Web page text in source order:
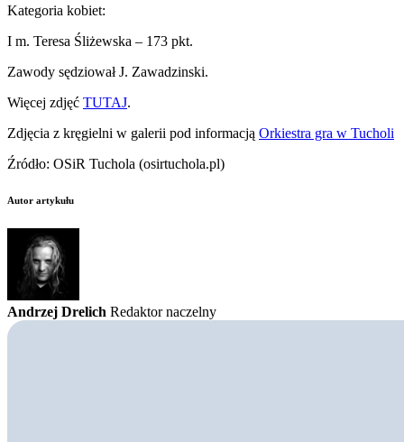
Kategoria kobiet:
I m. Teresa Śliżewska – 173 pkt.
Zawody sędziował J. Zawadzinski.
Więcej zdjęć TUTAJ.
Zdjęcia z kręgielni w galerii pod informacją Orkiestra gra w Tucholi
Źródło: OSiR Tuchola (osirtuchola.pl)
Autor artykułu
Andrzej Drelich Redaktor naczelny